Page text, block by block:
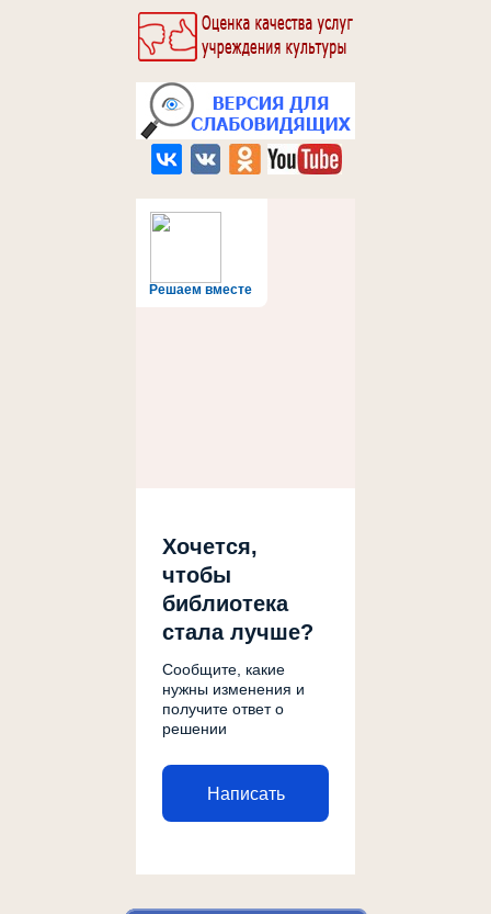
Решаем вместе
Хочется,
чтобы
библиотека
стала лучше?
Сообщите, какие
нужны изменения и
получите ответ о
решении
Написать